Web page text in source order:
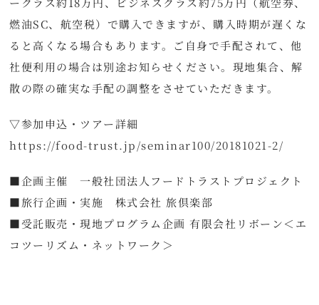
燃油SC、航空税）で購入できますが、購入時期が遅くな
ると高くなる場合もあります。ご自身で手配されて、他
社便利用の場合は別途お知らせください。現地集合、解
散の際の確実な手配の調整をさせていただきます。
▽参加申込・ツアー詳細
https://food-trust.jp/seminar100/20181021-2/
■企画主催 一般社団法人フードトラストプロジェクト
■旅行企画・実施 株式会社 旅倶楽部
■受託販売・現地プログラム企画 有限会社リボーン＜エ
コツーリズム・ネットワーク＞